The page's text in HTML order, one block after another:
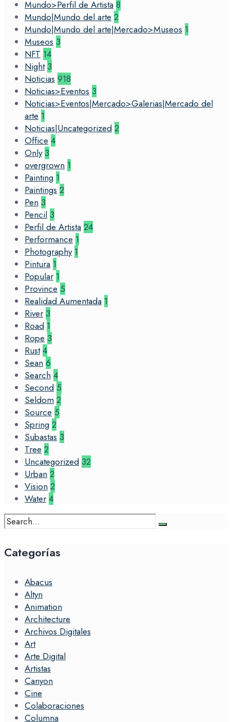
Mundo>Perfil de Artista 8
Mundo|Mundo del arte 2
Mundo|Mundo del arte|Mercado>Museos 1
Museos 3
NFT 14
Night 3
Noticias 918
Noticias>Eventos 3
Noticias>Eventos|Mercado>Galerias|Mercado del
arte 1
Noticias|Uncategorized 2
Office 4
Only 3
overgrown 1
Painting 1
Paintings 2
Pen 3
Pencil 3
Perfil de Artista 24
Performance 1
Photography 1
Pintura 1
Popular 1
Province 5
Realidad Aumentada 1
River 3
Road 1
Rope 3
Rust 4
Sean 6
Search 4
Second 5
Seldom 2
Source 5
Spring 2
Subastas 3
Tree 2
Uncategorized 32
Urban 2
Vision 2
Water 4
Search
for:
Categorías
Abacus
Altyn
Animation
Architecture
Archivos Digitales
Art
Arte Digital
Artistas
Canyon
Cine
Colaboraciones
Columna